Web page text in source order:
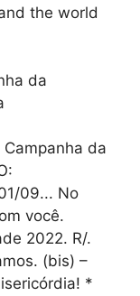
the world
da
09... No
você.
2022. R/.
(bis) –
*